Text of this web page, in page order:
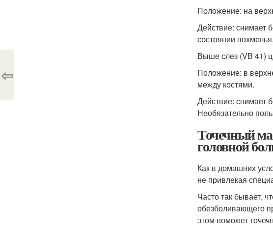
Положение: на
Действие: снимает
состоянии похмелья.
Выше слез (VB 41)
Положение: в
между костями.
Действие: снимает
Необязательно
Точечный
головной
Как в домашних
не привлекая
Часто так бывает,
обезболивающего
этом поможет
⇦